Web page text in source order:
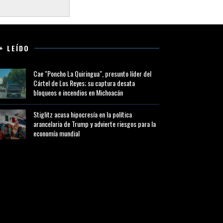
LEÍDO
Cae "Poncho La Quiringua", presunto líder del
Cártel de Los Reyes; su captura desata
bloqueos e incendios en Michoacán
Stiglitz acusa hipocresía en la política
arancelaria de Trump y advierte riesgos para la
economía mundial